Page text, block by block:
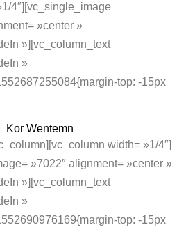
4″][vc_single_image
»center »
»][vc_column_text
»
top: -15px
Kor Wentemn
width= »1/4″]
»7022″ alignment= »center »
»][vc_column_text
»
top: -15px